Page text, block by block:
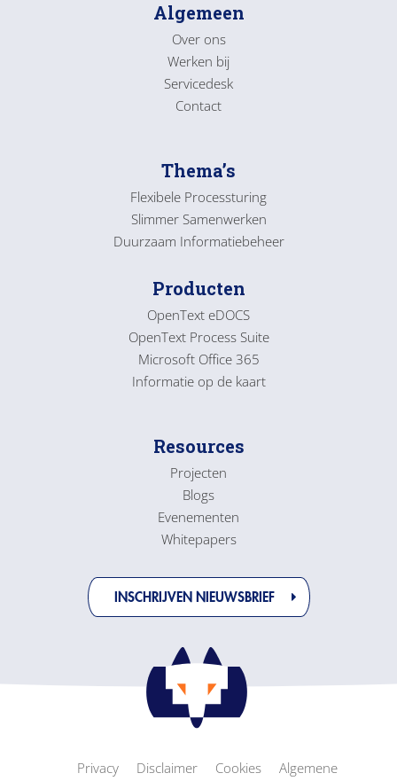
Algemeen
Over ons
Werken bij
Servicedesk
Contact
Thema’s
Flexibele Processturing
Slimmer Samenwerken
Duurzaam Informatiebeheer
Producten
OpenText eDOCS
OpenText Process Suite
Microsoft Office 365
Informatie op de kaart
Resources
Projecten
Blogs
Evenementen
Whitepapers
INSCHRIJVEN NIEUWSBRIEF
Privacy Disclaimer Cookies
Algemene